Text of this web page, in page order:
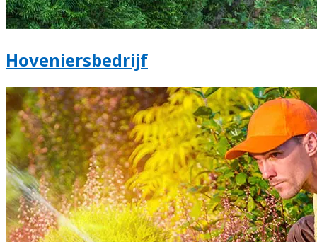
Hoveniersbedrijf